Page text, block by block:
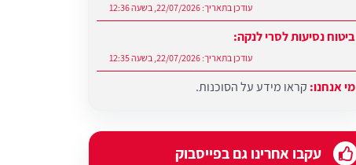
עודכן בתאריך: 22/07/2026, בשעה 12:36
ביטוח נסיעות לסרי לנקה:
עודכן בתאריך: 22/07/2026, בשעה 12:35
מי אנחנו: קראו מידע על הסוכנות.
עקבו אחרינו גם בפייסבוק